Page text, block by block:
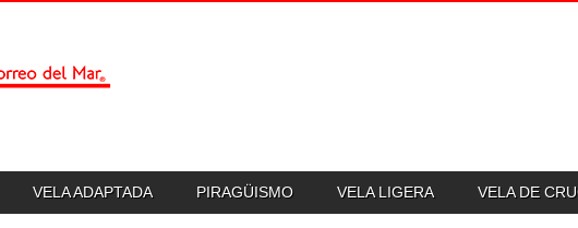
VELA ADAPTADA PIRAGÜISMO VELA LIGERA VELA DE